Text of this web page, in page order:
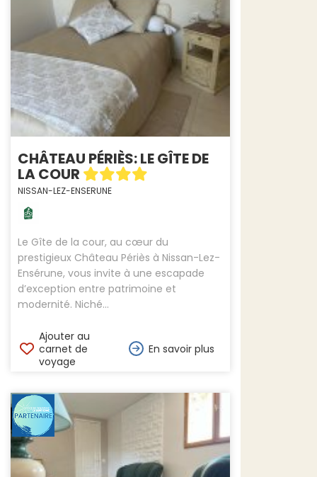
CHÂTEAU PÉRIÈS: LE GÎTE DE
LA COUR
NISSAN-LEZ-ENSERUNE
Le Gîte de la cour, au cœur du
prestigieux Château Périès à Nissan-Lez-
Ensérune, vous invite à une escapade
d’exception entre patrimoine et
modernité. Niché...
Ajouter au
carnet de
voyage
En savoir plus